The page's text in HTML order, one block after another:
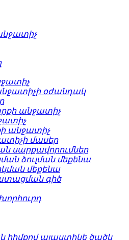
օժանդակ
անջատիչ
անջատիչ
մասեր
սարքավորումներ
ձուլման մեքենա
մեքենա
գիծ
պլաստիկե ծածկ